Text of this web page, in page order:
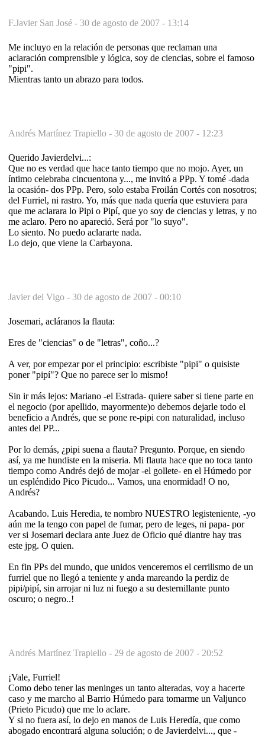
F.Javier San José - 30 de agosto de 2007 - 13:14
Me incluyo en la relación de personas que reclaman una
aclaración comprensible y lógica, soy de ciencias, sobre el famoso
"pipi".
Mientras tanto un abrazo para todos.
Andrés Martínez Trapiello - 30 de agosto de 2007 - 12:23
Querido Javierdelvi...:
Que no es verdad que hace tanto tiempo que no mojo. Ayer, un
íntimo celebraba cincuentona y..., me invitó a PPp. Y tomé -dada
la ocasión- dos PPp. Pero, solo estaba Froilán Cortés con nosotros;
del Furriel, ni rastro. Yo, más que nada quería que estuviera para
que me aclarara lo Pipi o Pipí, que yo soy de ciencias y letras, y no
me aclaro. Pero no apareció. Será por "lo suyo".
Lo siento. No puedo aclararte nada.
Lo dejo, que viene la Carbayona.
Javier del Vigo - 30 de agosto de 2007 - 00:10
Josemari, acláranos la flauta:
Eres de "ciencias" o de "letras", coño...?
A ver, por empezar por el principio: escribiste "pipi" o quisiste
poner "pipí"? Que no parece ser lo mismo!
Sin ir más lejos: Mariano -el Estrada- quiere saber si tiene parte en
el negocio (por apellido, mayormente)o debemos dejarle todo el
beneficio a Andrés, que se pone re-pipi con naturalidad, incluso
antes del PP...
Por lo demás, ¿pipi suena a flauta? Pregunto. Porque, en siendo
así, ya me hundiste en la miseria. Mi flauta hace que no toca tanto
tiempo como Andrés dejó de mojar -el gollete- en el Húmedo por
un espléndido Pico Picudo... Vamos, una enormidad! O no,
Andrés?
Acabando. Luis Heredia, te nombro NUESTRO legisteniente, -yo
aún me la tengo con papel de fumar, pero de leges, ni papa- por
ver si Josemari declara ante Juez de Oficio qué diantre hay tras
este jpg. O quien.
En fin PPs del mundo, que unidos venceremos el cerrilismo de un
furriel que no llegó a teniente y anda mareando la perdiz de
pipi/pipí, sin arrojar ni luz ni fuego a su desternillante punto
oscuro; o negro..!
Andrés Martínez Trapiello - 29 de agosto de 2007 - 20:52
¡Vale, Furriel!
Como debo tener las meninges un tanto alteradas, voy a hacerte
caso y me marcho al Barrio Húmedo para tomarme un Valjunco
(Prieto Picudo) que me lo aclare.
Y si no fuera así, lo dejo en manos de Luis Heredía, que como
abogado encontrará alguna solución; o de Javierdelvi..., que -